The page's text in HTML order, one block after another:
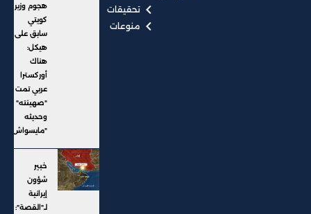
تحقيقات
منوعات
هجوم وزير
كويتي
سابق على
هيكل:
هناك
أوركسترا
عربي تمت
"صهينته" ..
وحديثه
"مايسواش"
خبير
شؤون
إيرانية
لـ"القصة":